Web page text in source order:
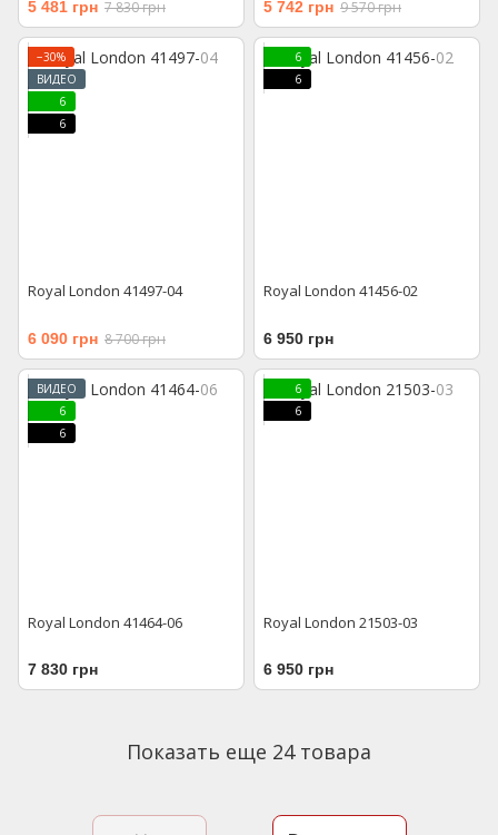
5 481 грн 7 830 грн 5 742 грн 9 570 грн
−30%
ВИДЕО
6
6
Royal London 41497-04
6 090 грн 8 700 грн
6
6
Royal London 41456-02
6 950 грн
ВИДЕО
6
6
Royal London 41464-06
7 830 грн
6
6
Royal London 21503-03
6 950 грн
Показать еще 24 товара